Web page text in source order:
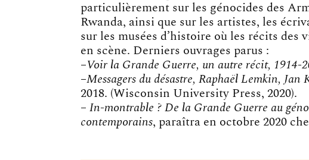
particulièrement sur les génocides des
Rwanda, ainsi que sur les artistes, les
sur les musées d’histoire où les récits des
en scène. Derniers ouvrages parus :
–Voir la Grande Guerre, un autre récit, 1914-
–Messagers du désastre, Raphaël Lemkin, Jan
2018. (Wisconsin University Press, 2020).
– In-montrable ? De la Grande Guerre au
contemporains, paraîtra en octobre 2020